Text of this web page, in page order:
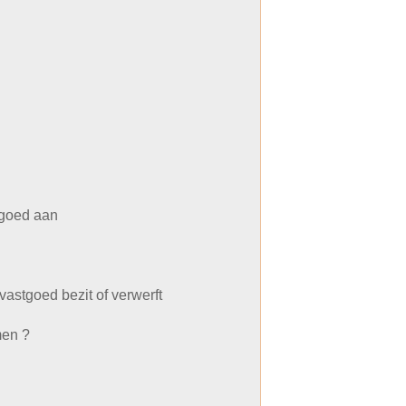
aan
bezit of verwerft
?